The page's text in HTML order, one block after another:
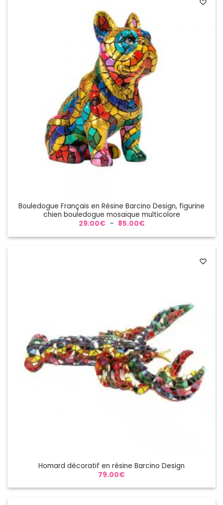
Bouledogue Français en Résine Barcino Design, figurine
chien bouledogue mosaïque multicolore
29.00€ – 85.00€Plage
prix :
Homard décoratif en résine Barcino Design
79.00€